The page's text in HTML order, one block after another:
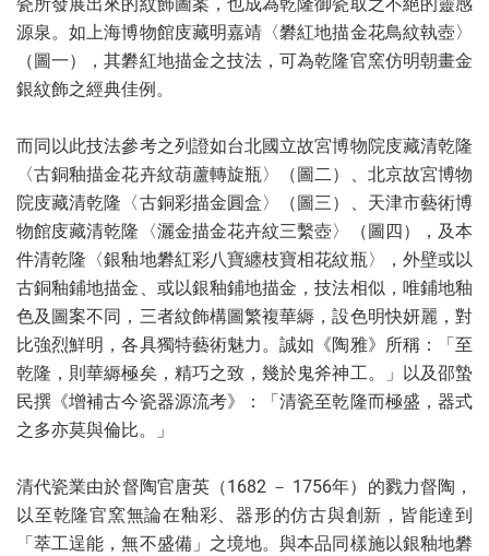
源泉。如上海博物館庋藏明嘉靖〈礬紅地描金花鳥紋執壺〉
（圖一），其礬紅地描金之技法，可為乾隆官窯仿明朝畫金
銀紋飾之經典佳例。
而同以此技法參考之列證如台北國立故宮博物院庋藏清乾隆
〈古銅釉描金花卉紋葫蘆轉旋瓶〉（圖二）、北京故宮博物
院庋藏清乾隆〈古銅彩描金圓盒〉（圖三）、天津市藝術博
物館庋藏清乾隆〈灑金描金花卉紋三繫壺〉（圖四），及本
件清乾隆〈銀釉地礬紅彩八寶纏枝寶相花紋瓶〉，外壁或以
古銅釉鋪地描金、或以銀釉鋪地描金，技法相似，唯鋪地釉
色及圖案不同，三者紋飾構圖繁複華縟，設色明快妍麗，對
比強烈鮮明，各具獨特藝術魅力。誠如《陶雅》所稱：「至
乾隆，則華縟極矣，精巧之致，幾於鬼斧神工。」以及邵蟄
民撰《增補古今瓷器源流考》：「清瓷至乾隆而極盛，器式
之多亦莫與倫比。」
清代瓷業由於督陶官唐英（1682 － 1756年）的戮力督陶，
以至乾隆官窯無論在釉彩、器形的仿古與創新，皆能達到
「萃工逞能，無不盛備」之境地。與本品同樣施以銀釉地礬